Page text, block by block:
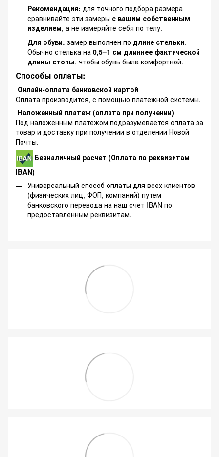
Рекомендация: для точного подбора размера
сравнивайте эти замеры с вашим собственным
изделием, а не измеряйте себя по телу.
Для обуви: замер выполнен по длине стельки.
Обычно стелька на 0,5–1 см длиннее фактической
длины стопы, чтобы обувь была комфортной.
Способы оплаты:
Онлайн-оплата банковской картой
Оплата производится, с помощью платежной системы.
Наложенный платеж (оплата при получении)
Под наложенным платежом подразумевается оплата за
товар и доставку при получении в отделении Новой
Почты.
Безналичный расчет (Оплата по реквизитам
IBAN)
Универсальный способ оплаты для всех клиентов
(физических лиц, ФОП, компаний) путем
банковского перевода на наш счет IBAN по
предоставленным реквизитам.